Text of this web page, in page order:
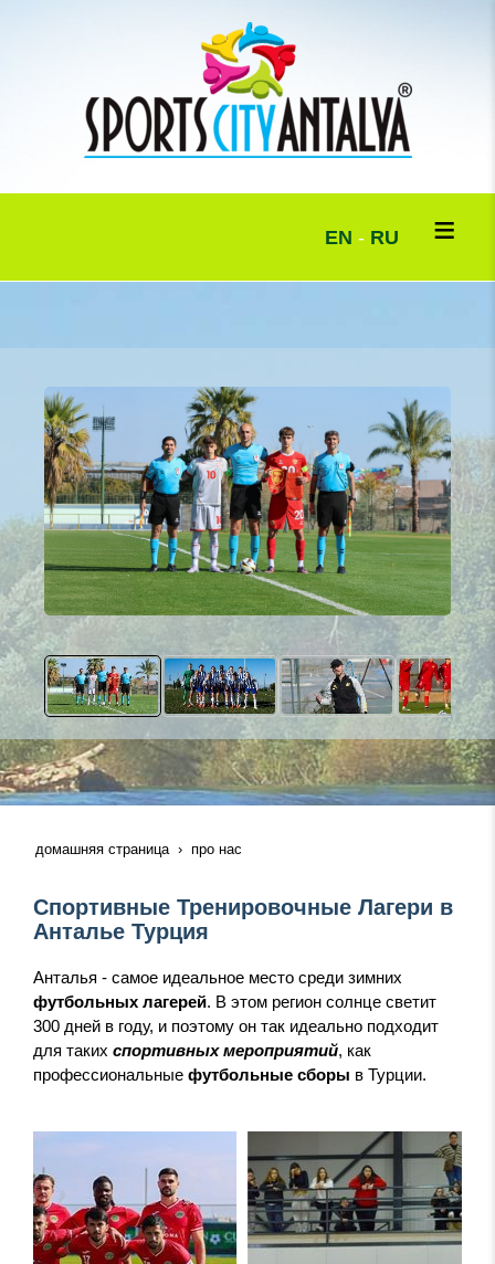
EN - RU
домашняя страница про нас
Спортивные Тренировочные Лагери в
Анталье Турция
Анталья - самое идеальное место среди зимних
футбольных лагерей. В этом регион солнце светит
300 дней в году, и поэтому он так идеально подходит
для таких спортивных мероприятий, как
профессиональные футбольные сборы в Турции.